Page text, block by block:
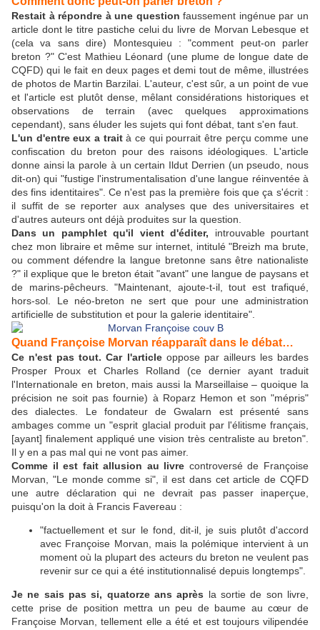
Restait à répondre à une question faussement ingénue par un
article dont le titre pastiche celui du livre de Morvan Lebesque et
(cela va sans dire) Montesquieu : "comment peut-on parler
breton ?" C'est Mathieu Léonard (une plume de longue date de
CQFD) qui le fait en deux pages et demi tout de même, illustrées
de photos de Martin Barzilai. L'auteur, c'est sûr, a un point de vue
et l'article est plutôt dense, mêlant considérations historiques et
observations de terrain (avec quelques approximations
cependant), sans éluder les sujets qui font débat, tant s'en faut.
L'un d'entre eux a traità ce qui pourrait être perçu comme une
confiscation du breton pour des raisons idéologiques. L'article
donne ainsi la parole à un certain Ildut Derrien (un pseudo, nous
dit-on) qui "fustige l'instrumentalisation d'une langue réinventée à
des fins identitaires". Ce n'est pas la première fois que ça s'écrit :
il suffit de se reporter aux analyses que des universitaires et
d'autres auteurs ont déjà produites sur la question.
Dans un pamphlet qu'il vient d'éditer, introuvable pourtant
chez mon libraire et même sur internet, intitulé "Breizh ma brute,
ou comment défendre la langue bretonne sans être nationaliste
?" il explique que le breton était "avant" une langue de paysans et
de marins-pêcheurs. "Maintenant, ajoute-t-il, tout est trafiqué,
hors-sol. Le néo-breton ne sert que pour une administration
artificielle de substitution et pour la galerie identitaire".
Quand Françoise Morvan réapparaît dans le débat…
Ce n'est pas tout. Car l'articleoppose par ailleurs les bardes
Prosper Proux et Charles Rolland (ce dernier ayant traduit
l'Internationale en breton, mais aussi la Marseillaise – quoique la
précision ne soit pas fournie) à Roparz Hemon et son "mépris"
des dialectes. Le fondateur de Gwalarn est présenté sans
ambages comme un "esprit glacial produit par l'élitisme français,
[ayant] finalement appliqué une vision très centraliste au breton".
Il y en a pas mal qui ne vont pas aimer.
Comme il est fait allusion au livre controversé de Françoise
Morvan, "Le monde comme si", il est dans cet article de CQFD
une autre déclaration qui ne devrait pas passer inaperçue,
puisqu'on la doit à Francis Favereau :
"factuellement et sur le fond, dit-il, je suis plutôt d'accord
avec Françoise Morvan, mais la polémique intervient à un
moment où la plupart des acteurs du breton ne veulent pas
revenir sur ce qui a été institutionnalisé depuis longtemps".
Je ne sais pas si, quatorze ans après la sortie de son livre,
cette prise de position mettra un peu de baume au cœur de
Françoise Morvan, tellement elle a été et est toujours vilipendée